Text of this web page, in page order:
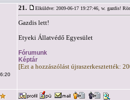
21. Elküldve: 2009-06-17 19:27:46, w. gazdis!
Gazdis lett!
Etyeki Állatvédő Egyesület
Fórumunk
Képtár
[Ezt a hozzászólást újraszerkesztették: